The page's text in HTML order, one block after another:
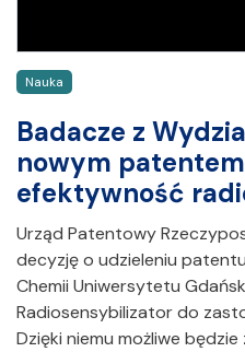
Nauka
Badacze z
nowym
efektywność
Urząd Patentowy
decyzję o udzieleniu
Chemii Uniwersytetu
Radiosensybilizator do
Dzięki niemu możliwe